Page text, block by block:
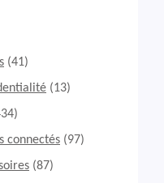
(41)
(13)
connectés (97)
(87)